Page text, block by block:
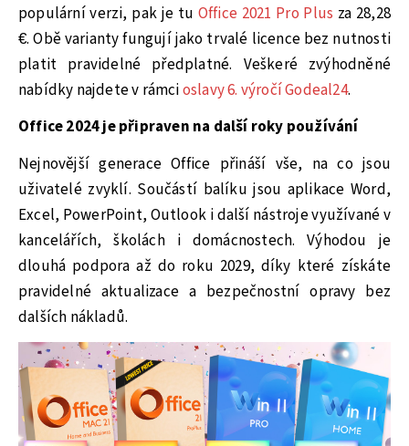
populární verzi, pak je tu Office 2021 Pro Plus za 28,28
€. Obě varianty fungují jako trvalé licence bez nutnosti
platit pravidelné předplatné. Veškeré zvýhodněné
nabídky najdete v rámcioslavy 6. výročí Godeal24.
Office 2024 je připraven na další roky používání
Nejnovější generace Office přináší vše, na co jsou
uživatelé zvyklí. Součástí balíku jsou aplikace Word,
Excel, PowerPoint, Outlook i další nástroje využívané v
kancelářích, školách i domácnostech. Výhodou je
dlouhá podpora až do roku 2029, díky které získáte
pravidelné aktualizace a bezpečnostní opravy bez
dalších nákladů.